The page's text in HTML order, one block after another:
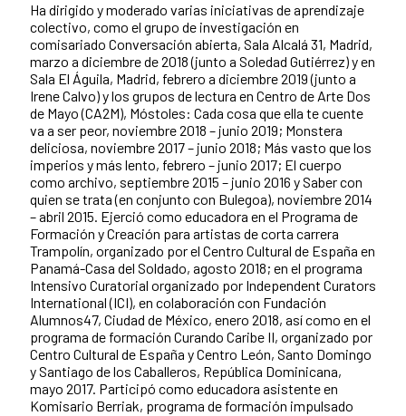
Ha dirigido y moderado varias iniciativas de aprendizaje
colectivo, como el grupo de investigación en
comisariado Conversación abierta, Sala Alcalá 31, Madrid,
marzo a diciembre de 2018 (junto a Soledad Gutiérrez) y en
Sala El Águila, Madrid, febrero a diciembre 2019 (junto a
Irene Calvo) y los grupos de lectura en Centro de Arte Dos
de Mayo (CA2M), Móstoles: Cada cosa que ella te cuente
va a ser peor, noviembre 2018 – junio 2019; Monstera
deliciosa, noviembre 2017 – junio 2018; Más vasto que los
imperios y más lento, febrero – junio 2017; El cuerpo
como archivo, septiembre 2015 – junio 2016 y Saber con
quien se trata (en conjunto con Bulegoa), noviembre 2014
– abril 2015. Ejerció como educadora en el Programa de
Formación y Creación para artistas de corta carrera
Trampolín, organizado por el Centro Cultural de España en
Panamá-Casa del Soldado, agosto 2018; en el programa
Intensivo Curatorial organizado por Independent Curators
International (ICI), en colaboración con Fundación
Alumnos47, Ciudad de México, enero 2018, así como en el
programa de formación Curando Caribe II, organizado por
Centro Cultural de España y Centro León, Santo Domingo
y Santiago de los Caballeros, República Dominicana,
mayo 2017. Participó como educadora asistente en
Komisario Berriak, programa de formación impulsado